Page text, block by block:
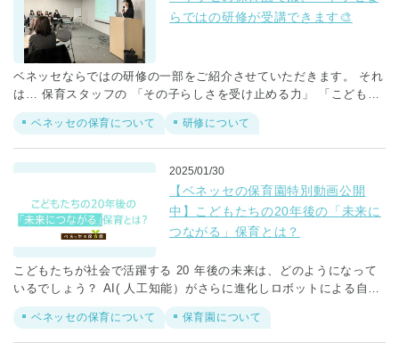
らではの研修が受講できます🎨
ベネッセならではの研修の一部をご紹介させていただきます。 それ
は… 保育スタッフの 「その子らしさを受け止める力」 「こどもそ
れぞれの様々な表現を認め合う力」を 高めることを目的としたスタ
ッフ向け研修として、 今年度からスタートした「ベネッセアートサ
イト直島対話型鑑賞ワークショップ」です。 ※「ベネッセアートサ
イト直島」は瀬戸内海の直島、豊島、犬島を舞台に 株式会社ベネッ
セホールディングス、公益財団法人 福武財団が展開しているアート
活動の総称です。
ベネッセの保育について 研修について
2025/01/30
【ベネッセの保育園特別動画公開
中】こどもたちの20年後の「未来に
つながる」保育とは？
こどもたちが社会で活躍する 20 年後の未来は、どのようになって
いるでしょう？ AI( 人工知能）がさらに進化しロボットによる自動
化、今ある職業が激減して、 新しい職業が生まれていたり……。わ
たしたちの想像をはるかに超える世界なのでしょう。 正解が一つで
ない時代を、これからのこどもたちは生きていかなければなりませ
ベネッセの保育について 保育園について